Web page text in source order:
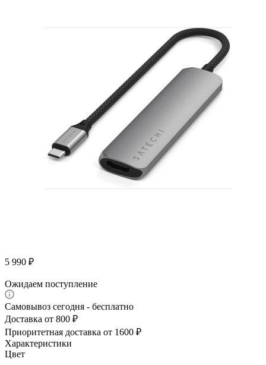
5 990 ₽
Ожидаем поступление
Самовывоз сегодня - бесплатно
Доставка от 800 ₽
Приоритетная доставка от 1600 ₽
Характеристики
Цвет